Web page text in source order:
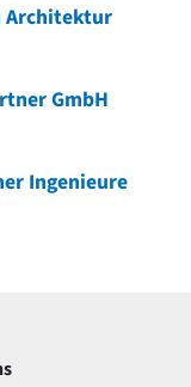
Architektur
GmbH
Ingenieure